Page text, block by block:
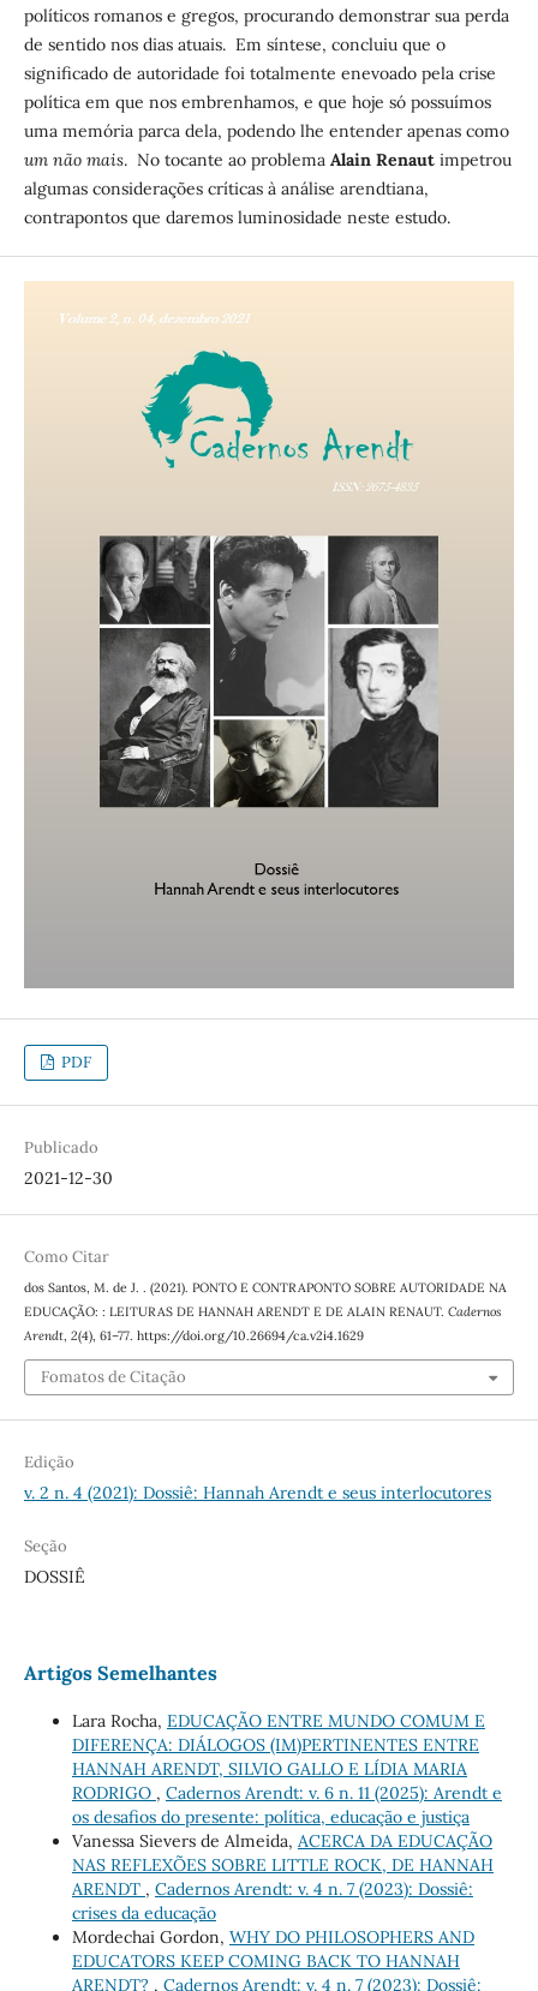
políticos romanos e gregos, procurando demonstrar sua perda
de sentido nos dias atuais. Em síntese, concluiu que o
significado de autoridade foi totalmente enevoado pela crise
política em que nos embrenhamos, e que hoje só possuímos
uma memória parca dela, podendo lhe entender apenas como
um não mais. No tocante ao problemaAlain Renautimpetrou
algumas considerações críticas à análise arendtiana,
contrapontos que daremos luminosidade neste estudo.
PDF
Publicado
2021-12-30
Como Citar
dos Santos, M. de J. . (2021). PONTO E CONTRAPONTO SOBRE AUTORIDADE NA
EDUCAÇÃO: : LEITURAS DE HANNAH ARENDT E DE ALAIN RENAUT. Cadernos
Arendt, 2(4), 61–77. https://doi.org/10.26694/ca.v2i4.1629
Fomatos de Citação
Edição
v. 2 n. 4 (2021): Dossiê: Hannah Arendt e seus interlocutores
Seção
DOSSIÊ
Artigos Semelhantes
Lara Rocha, EDUCAÇÃO ENTRE MUNDO COMUM E
DIFERENÇA: DIÁLOGOS (IM)PERTINENTES ENTRE
HANNAH ARENDT, SILVIO GALLO E LÍDIA MARIA
RODRIGO , Cadernos Arendt: v. 6 n. 11 (2025): Arendt e
os desafios do presente: política, educação e justiça
Vanessa Sievers de Almeida, ACERCA DA EDUCAÇÃO
NAS REFLEXÕES SOBRE LITTLE ROCK, DE HANNAH
ARENDT , Cadernos Arendt: v. 4 n. 7 (2023): Dossiê:
crises da educação
Mordechai Gordon, WHY DO PHILOSOPHERS AND
EDUCATORS KEEP COMING BACK TO HANNAH
ARENDT? , Cadernos Arendt: v. 4 n. 7 (2023): Dossiê: